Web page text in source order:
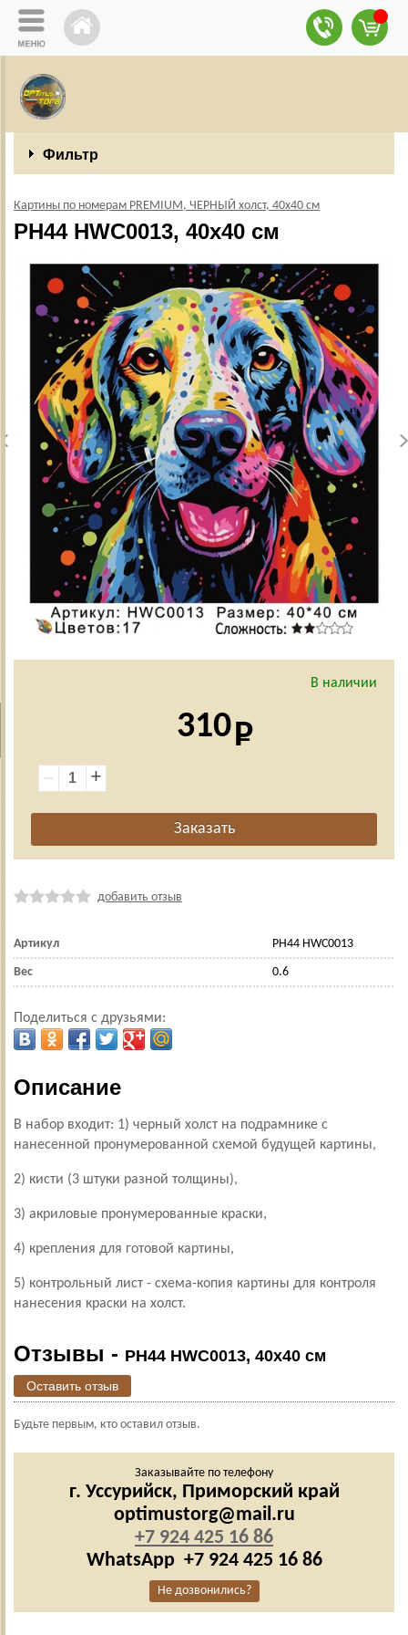
Фильтр
Картины по номерам PREMIUM, ЧЕРНЫЙ холст, 40х40 см
PH44 HWC0013, 40х40 см
В наличии
310
+
добавить отзыв
Артикул PH44 HWC0013
Вес 0.6
Поделиться с друзьями:
Описание
В набор входит: 1) черный холст на подрамнике с
нанесенной пронумерованной схемой будущей картины,
2) кисти (3 штуки разной толщины),
3) акриловые пронумерованные краски,
4) крепления для готовой картины,
5) контрольный лист - схема-копия картины для контроля
нанесения краски на холст.
Отзывы - PH44 HWC0013, 40х40 см
Оставить отзыв
Будьте первым, кто оставил отзыв.
Заказывайте по телефону
г. Уссурийск, Приморский край
optimustorg@mail.ru
+7 924 425 16 86
WhatsApp +7 924 425 16 86
Не дозвонились?